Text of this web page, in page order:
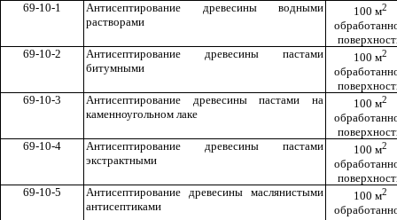
69-10-1
Антисептирование древесины водными
растворами
100 м2
69-10-2
Антисептирование древесины пастами
битумными
100 м2
69-10-3
Антисептирование древесины пастами на
каменноугольном лаке
100 м2
69-10-4
Антисептирование древесины пастами
экстрактными
100 м2
69-10-5
Антисептирование древесины маслянистыми
антисептиками
100 м2